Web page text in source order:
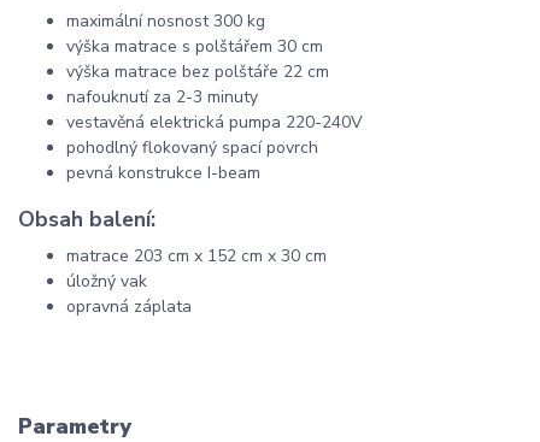
maximální nosnost 300 kg
výška matrace s polštářem 30 cm
výška matrace bez polštáře 22 cm
nafouknutí za 2-3 minuty
vestavěná elektrická pumpa 220-240V
pohodlný flokovaný spací povrch
pevná konstrukce I-beam
Obsah balení:
matrace 203 cm x 152 cm x 30 cm
úložný vak
opravná záplata
Parametry